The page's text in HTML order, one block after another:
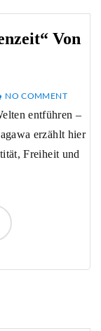
Von
NO COMMENT
erzählt hier
Freiheit und